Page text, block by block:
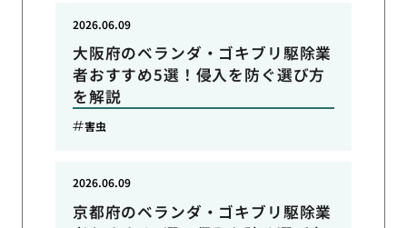
大阪府のベランダ・ゴキブリ駆除業
者おすすめ5選！侵入を防ぐ選び方
を解説
2026.06.09
害虫
京都府のベランダ・ゴキブリ駆除業
2026.06.09